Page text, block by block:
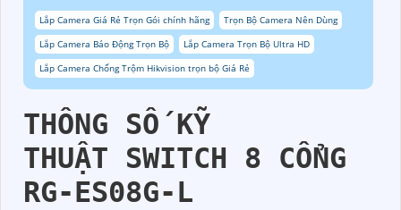
Lắp Camera Giá Rẻ Trọn Gói chính hãng
Trọn Bộ Camera Nên Dùng
Lắp Camera Báo Động Trọn Bộ
Lắp Camera Trọn Bộ Ultra HD
Lắp Camera Chống Trộm Hikvision trọn bộ Giá Rẻ
THÔNG SỐ KỸ
THUẬT SWITCH 8 CỔNG
RG-ES08G-L